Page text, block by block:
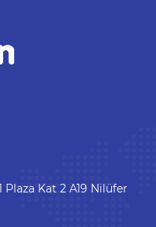
Kat 2 A19 Nilüfer